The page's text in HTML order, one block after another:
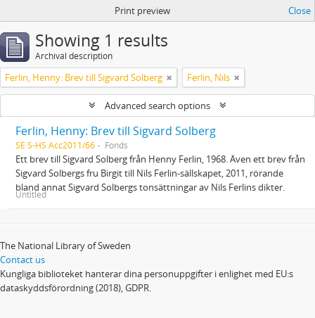
Print preview Close
Showing 1 results
Archival description
Ferlin, Henny: Brev till Sigvard Solberg Ferlin, Nils
Advanced search options
Ferlin, Henny: Brev till Sigvard Solberg
SE S-HS Acc2011/66 Fonds
Ett brev till Sigvard Solberg från Henny Ferlin, 1968. Även ett brev från
Sigvard Solbergs fru Birgit till Nils Ferlin-sällskapet, 2011, rörande
bland annat Sigvard Solbergs tonsättningar av Nils Ferlins dikter.
Untitled
The National Library of Sweden
Contact us
Kungliga biblioteket hanterar dina personuppgifter i enlighet med EU:s
dataskyddsförordning (2018), GDPR.